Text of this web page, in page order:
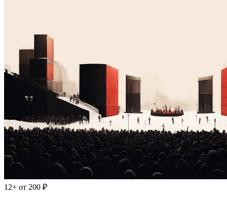
12+ от 200 ₽